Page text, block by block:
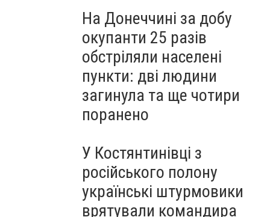
На Донеччині за добу
окупанти 25 разів
обстріляли населені
пункти: дві людини
загинула та ще чотири
поранено
У Костянтинівці з
російського полону
українські штурмовики
врятували командира